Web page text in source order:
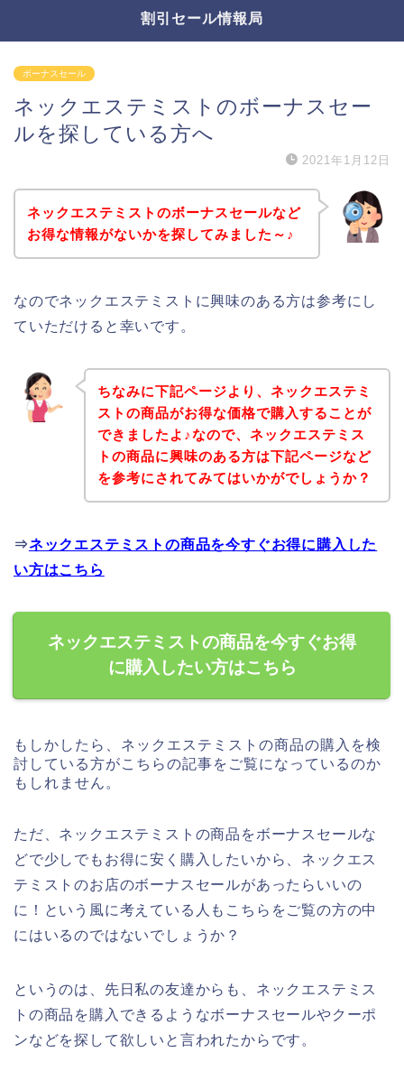
割引セール情報局
ボーナスセール
ネックエステミストのボーナスセー
ルを探している方へ
2021年1月12日
ネックエステミストのボーナスセールなど
お得な情報がないかを探してみました～♪
なのでネックエステミストに興味のある方は参考にし
ていただけると幸いです。
ちなみに下記ページより、ネックエステミ
ストの商品がお得な価格で購入することが
できましたよ♪なので、ネックエステミス
トの商品に興味のある方は下記ページなど
を参考にされてみてはいかがでしょうか？
⇒ネックエステミストの商品を今すぐお得に購入した
い方はこちら
ネックエステミストの商品を今すぐお得
に購入したい方はこちら
もしかしたら、ネックエステミストの商品の購入を検
討している方がこちらの記事をご覧になっているのか
もしれません。
ただ、ネックエステミストの商品をボーナスセールな
どで少しでもお得に安く購入したいから、ネックエス
テミストのお店のボーナスセールがあったらいいの
に！という風に考えている人もこちらをご覧の方の中
にはいるのではないでしょうか？
というのは、先日私の友達からも、ネックエステミス
トの商品を購入できるようなボーナスセールやクーポ
ンなどを探して欲しいと言われたからです。